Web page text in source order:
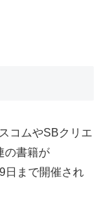
コムやSBクリエ
の書籍が
日まで開催され